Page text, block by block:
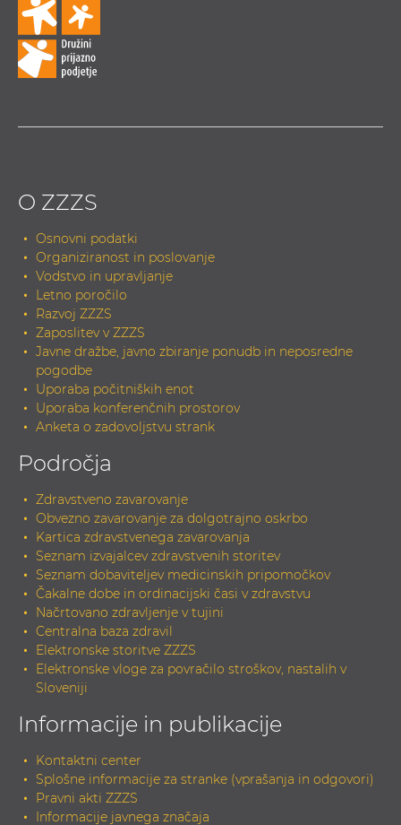
O ZZZS
Osnovni podatki
Organiziranost in poslovanje
Vodstvo in upravljanje
Letno poročilo
Razvoj ZZZS
Zaposlitev v ZZZS
Javne dražbe, javno zbiranje ponudb in neposredne
pogodbe
Uporaba počitniških enot
Uporaba konferenčnih prostorov
Anketa o zadovoljstvu strank
Področja
Zdravstveno zavarovanje
Obvezno zavarovanje za dolgotrajno oskrbo
Kartica zdravstvenega zavarovanja
Seznam izvajalcev zdravstvenih storitev
Seznam dobaviteljev medicinskih pripomočkov
Čakalne dobe in ordinacijski časi v zdravstvu
Načrtovano zdravljenje v tujini
Centralna baza zdravil
Elektronske storitve ZZZS
Elektronske vloge za povračilo stroškov, nastalih v
Sloveniji
Informacije in publikacije
Kontaktni center
Splošne informacije za stranke (vprašanja in odgovori)
Pravni akti ZZZS
Informacije javnega značaja